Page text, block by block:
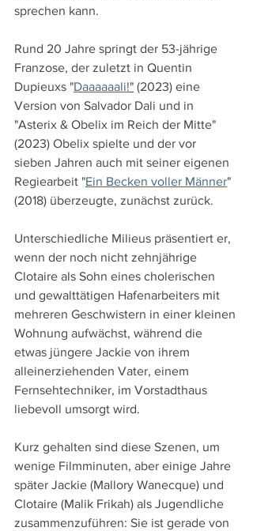
sprechen kann.
Rund 20 Jahre springt der 53-jährige
Franzose, der zuletzt in Quentin
Dupieuxs "Daaaaaali!" (2023) eine
Version von Salvador Dali und in
"Asterix & Obelix im Reich der Mitte"
(2023) Obelix spielte und der vor
sieben Jahren auch mit seiner eigenen
Regiearbeit "Ein Becken voller Männer"
(2018) überzeugte, zunächst zurück.
Unterschiedliche Milieus präsentiert er,
wenn der noch nicht zehnjährige
Clotaire als Sohn eines cholerischen
und gewalttätigen Hafenarbeiters mit
mehreren Geschwistern in einer kleinen
Wohnung aufwächst, während die
etwas jüngere Jackie von ihrem
alleinerziehenden Vater, einem
Fernsehtechniker, im Vorstadthaus
liebevoll umsorgt wird.
Kurz gehalten sind diese Szenen, um
wenige Filmminuten, aber einige Jahre
später Jackie (Mallory Wanecque) und
Clotaire (Malik Frikah) als Jugendliche
zusammenzuführen: Sie ist gerade von